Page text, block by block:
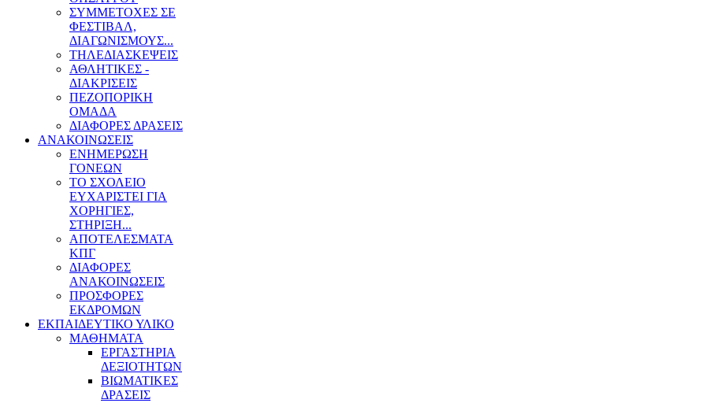
ΣΥΜΜΕΤΟΧΕΣ ΣΕ
ΦΕΣΤΙΒΑΛ,
ΔΙΑΓΩΝΙΣΜΟΥΣ...
ΤΗΛΕΔΙΑΣΚΕΨΕΙΣ
ΑΘΛΗΤΙΚΕΣ -
ΔΙΑΚΡΙΣΕΙΣ
ΠΕΖΟΠΟΡΙΚΗ
ΟΜΑΔΑ
ΔΙΑΦΟΡΕΣ ΔΡΑΣΕΙΣ
ΑΝΑΚΟΙΝΩΣΕΙΣ
ΕΝΗΜΕΡΩΣΗ
ΓΟΝΕΩΝ
ΤΟ ΣΧΟΛΕΙΟ
ΕΥΧΑΡΙΣΤΕΙ ΓΙΑ
ΧΟΡΗΓΙΕΣ,
ΣΤΗΡΙΞΗ...
ΑΠΟΤΕΛΕΣΜΑΤΑ
ΚΠΓ
ΔΙΑΦΟΡΕΣ
ΑΝΑΚΟΙΝΩΣΕΙΣ
ΠΡΟΣΦΟΡΕΣ
ΕΚΔΡΟΜΩΝ
ΕΚΠΑΙΔΕΥΤΙΚΟ ΥΛΙΚΟ
ΜΑΘΗΜΑΤΑ
ΕΡΓΑΣΤΗΡΙΑ
ΔΕΞΙΟΤΗΤΩΝ
ΒΙΩΜΑΤΙΚΕΣ
ΔΡΑΣΕΙΣ